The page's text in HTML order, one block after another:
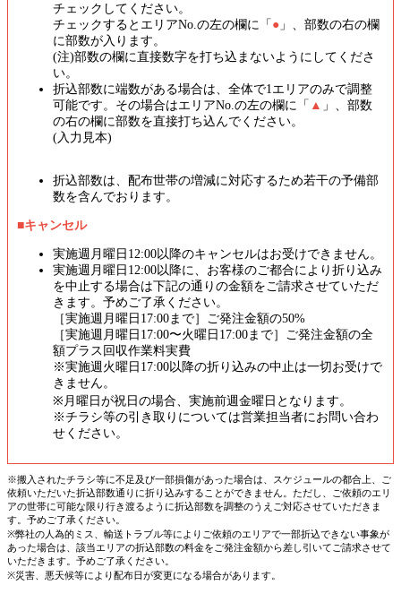
チェックしてください。
チェックするとエリアNo.の左の欄に「 ● 」、部数の右の欄
に部数が入ります。
(注)部数の欄に直接数字を打ち込まないようにしてくださ
い。
折込部数に端数がある場合は、全体で1エリアのみで調整
可能です。その場合はエリアNo.の左の欄に「 ▲ 」、部数
の右の欄に部数を直接打ち込んでください。
(入力見本)
折込部数は、配布世帯の増減に対応するため若干の予備部
数を含んでおります。
■キャンセル
実施週月曜日12:00以降のキャンセルはお受けできません。
実施週月曜日12:00以降に、お客様のご都合により折り込み
を中止する場合は下記の通りの金額をご請求させていただ
きます。予めご了承ください。
［実施週月曜日17:00まで］ご発注金額の50%
［実施週月曜日17:00〜火曜日17:00まで］ご発注金額の全
額プラス回収作業料実費
※実施週火曜日17:00以降の折り込みの中止は一切お受けで
きません。
※月曜日が祝日の場合、実施前週金曜日となります。
※チラシ等の引き取りについては営業担当者にお問い合わ
せください。
※搬入されたチラシ等に不足及び一部損傷があった場合は、スケジュールの都合上、ご
依頼いただいた折込部数通りに折り込みすることができません。ただし、ご依頼のエリ
アの世帯に可能な限り行き渡るように折込部数を調整のうえご対応させていただきま
す。予めご了承ください。
※弊社の人為的ミス、輸送トラブル等によりご依頼のエリアで一部折込できない事象が
あった場合は、該当エリアの折込部数の料金をご発注金額から差し引いてご請求させて
いただきます。予めご了承ください。
※災害、悪天候等により配布日が変更になる場合があります。